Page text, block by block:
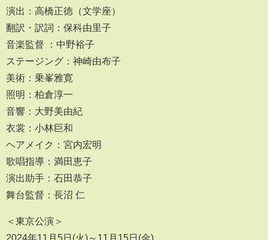
演出：高橋正徳（文学座）
翻訳・訳詞：保科由里子
音楽監督 ：中野裕子
ステージング：神崎由布子
美術：乗峯雅寛
照明：柏倉淳一
音響：大野美由紀
衣裳：小林巨和
ヘアメイク：宮内宏明
歌唱指導：満田恵子
演出助手：石田恭子
舞台監督：長沼 仁
＜東京公演＞
2024年11月5日(火)～11月15日(金)